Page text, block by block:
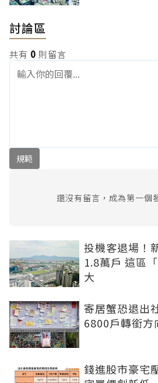
討論區
共有 0 則留言
規範
還沒有留言，成為第一個
投機客退場！
1.8萬戶 這區
大
寄居蟹恐退出
6800戶轉銜方
錢進股市豪宅